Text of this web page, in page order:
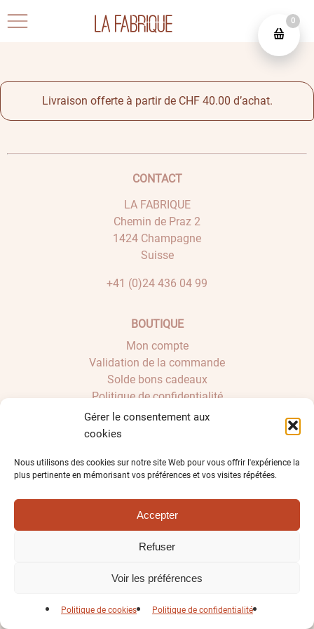
Gérer le consentement aux
cookies
Nous utilisons des cookies sur notre site Web pour vous offrir l'expérience la
plus pertinente en mémorisant vos préférences et vos visites répétées.
Accepter
Refuser
Voir les préférences
Politique de cookies Politique de confidentialité
Livraison offerte à partir de CHF 40.00 d’achat.
CONTACT
LA FABRIQUE
Chemin de Praz 2
1424 Champagne
Suisse
+41 (0)24 436 04 99
BOUTIQUE
Mon compte
Validation de la commande
Solde bons cadeaux
Politique de confidentialité
Conditions générales de vente
NOUS SUIVRE
lafabriquechampagne.ch
0